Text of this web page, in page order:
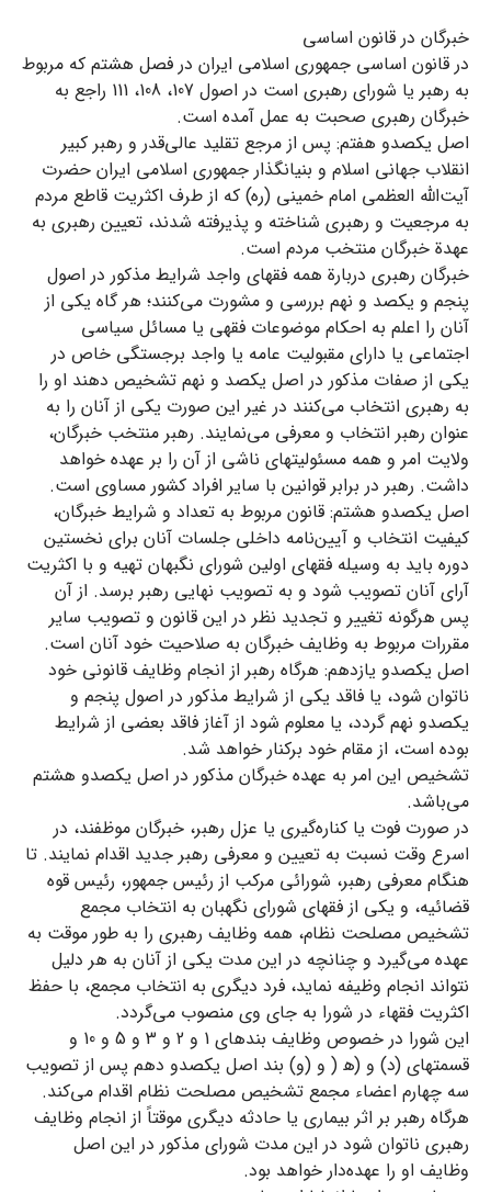
خبرگان در قانون اساسی
در قانون اساسی جمهوری اسلامی ایران در فصل هشتم که مربوط
به رهبر یا شورای رهبری است در اصول 107، 108، 111 راجع به
خبرگان رهبری صحبت به عمل آمده است.
اصل یکصدو هفتم: پس از مرجع تقلید عالی‌قدر و رهبر کبیر
انقلاب جهانی اسلام و بنیانگذار جمهوری اسلامی ایران حضرت
‌آیت‌الله العظمی امام خمینی (ره) که از طرف اکثریت قاطع مردم
به مرجعیت و رهبری شناخته و پذیرفته شدند، تعیین رهبری به
عهدة خبرگان منتخب مردم است.
خبرگان رهبری دربارة همه فقهای واجد شرایط مذکور در اصول
پنجم و یکصد و نهم بررسی و مشورت می‌کنند؛ هر گاه یکی از
آنان را اعلم به احکام موضوعات فقهی یا مسائل سیاسی
اجتماعی یا دارای مقبولیت عامه یا واجد برجستگی خاص در
یکی از صفات مذکور در اصل یکصد و نهم تشخیص دهند او را
به رهبری انتخاب می‌کنند در غیر این صورت یکی از آنان را به
عنوان رهبر انتخاب و معرفی می‌نمایند. رهبر منتخب خبرگان،
ولایت امر و همه مسئولیتهای ناشی از آن را بر عهده خواهد
داشت. رهبر در برابر قوانین با سایر افراد کشور مساوی است.
اصل یکصدو هشتم: قانون مربوط به تعداد و شرایط خبرگان،
کیفیت انتخاب و آیین‌نامه داخلی جلسات آنان برای نخستین
دوره باید به وسیله فقهای اولین شورای نگبهان تهیه و با اکثریت
آرای آنان تصویب شود و به تصویب نهایی رهبر برسد. از آن
پس هرگونه تغییر و تجدید نظر در این قانون و تصویب سایر
مقررات مربوط به وظایف خبرگان به صلاحیت خود آنان است.
اصل یکصدو یازدهم: هرگاه رهبر از انجام وظایف قانونی خود
ناتوان شود، یا فاقد یکی از شرایط مذکور در اصول پنجم و
یکصدو نهم گردد، یا معلوم شود از آغاز فاقد بعضی از شرایط
بوده است، از مقام خود برکنار خواهد شد.
تشخیص این امر به عهده خبرگان مذکور در اصل یکصدو هشتم
می‌باشد.
در صورت فوت یا کناره‌گیری یا عزل رهبر، ‌خبرگان موظفند، در
اسرع وقت نسبت به تعیین و معرفی رهبر جدید اقدام نمایند. تا
هنگام معرفی رهبر، شورائی مرکب از رئیس جمهور، رئیس قوه
قضائیه، و یکی از فقهای شورای نگهبان به انتخاب مجمع
تشخیص مصلحت نظام، همه وظایف رهبری را به طور موقت به
عهده می‌گیرد و چنانچه در این مدت یکی از آنان به هر دلیل
نتواند انجام وظیفه نماید، فرد دیگری به انتخاب مجمع، با حفظ
اکثریت فقهاء در شورا به جای وی منصوب می‌گردد.
این شورا در خصوص وظایف بندهای 1 و 2 و 3 و 5 و 10 و
قسمتهای (د) و (ه‍ ( و (و) بند اصل یکصدو دهم پس از تصویب
سه چهارم اعضاء مجمع تشخیص مصلحت نظام اقدام می‌کند.
هرگاه رهبر بر اثر بیماری یا حادثه دیگری موقتاً از انجام وظایف
رهبری ناتوان شود در این مدت شورای مذکور در این اصل
وظایف او را عهده‌دار خواهد بود.